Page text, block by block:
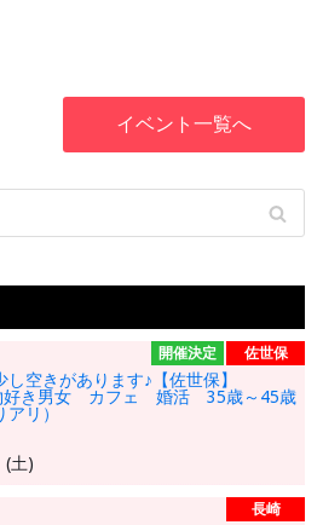
イベント一覧へ
開催決定 佐世保
し空きがあります♪【佐世保】
き男女 カフェ 婚活 35歳～45歳
アリ）
(土)
長崎